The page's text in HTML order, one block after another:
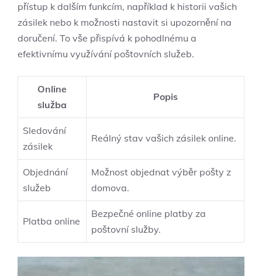
přístup k dalším funkcím, například k historii vašich
zásilek nebo k možnosti nastavit si upozornění na
doručení. To vše přispívá k pohodlnému a
efektivnímu využívání poštovních služeb.
Online
služba
Popis
Sledování
zásilek
Reálný stav vašich zásilek online.
Objednání
služeb
Možnost objednat výběr pošty z
domova.
Platba online
Bezpečné online platby za
poštovní služby.